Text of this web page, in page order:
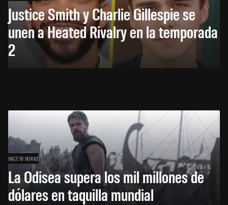
Justice Smith y Charlie Gillespie se
unen a Heated Rivalry en la temporada
2
HACE 16 HORAS
La Odisea supera los mil millones de
dólares en taquilla mundial